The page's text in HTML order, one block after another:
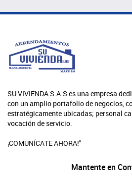
SU VIVIENDA S.A.S es una empresa
con un amplio portafolio de negocios,
estratégicamente ubicadas; personal
vocación de servicio.
¡COMUNÍCATE AHORA!"
Mantente en